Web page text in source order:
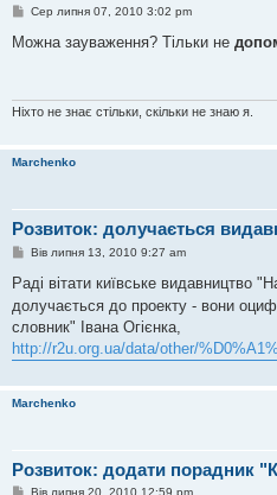
П
в
л
н
я
Сер липня 07, 2010 3:02 pm
Можна зауваження? Тільки не
Ніхто не знає стільки, скільки не знаю я.
Marchenko
Розвиток: долучається
П
в
д
о
м
л
е
я
Вів липня 13, 2010 9:27 am
Раді вітати київське видавництво
долучається до проекту - вони
словник" Івана Огієнка,
http://r2u.org.ua/data/other/
Marchenko
Розвиток: додати порадник
ПВів липня 20, 2010 12:59 pm